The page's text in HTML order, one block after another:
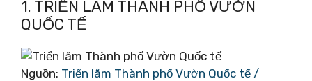
1. TRIỂN LÃM THÀNH PHỐ VƯỜN
QUỐC TẾ
Nguồn: Triển lãm Thành phố Vườn Quốc tế /